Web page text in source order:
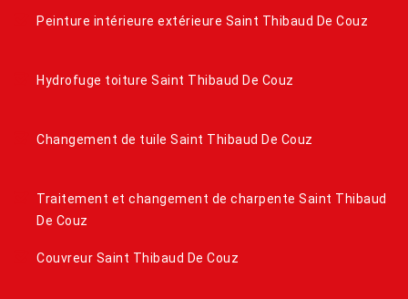
Peinture intérieure extérieure Saint Thibaud De Couz
Hydrofuge toiture Saint Thibaud De Couz
Changement de tuile Saint Thibaud De Couz
Traitement et changement de charpente Saint Thibaud
De Couz
Couvreur Saint Thibaud De Couz